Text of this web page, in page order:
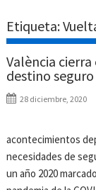
Etiqueta:
València
destino
28 diciembre, 2020
acontecimientos
necesidades de
un año 2020